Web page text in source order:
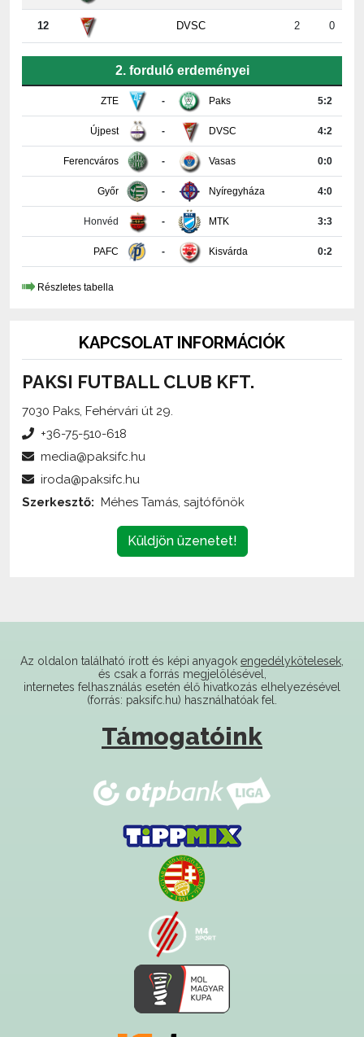
ZTE - Paks
Újpest DVSC 4:2
Ferencváros Vasas 0:0
Győr Nyíregyháza 4:0
Honvéd MTK 3:3
PAFC Kisvárda 0:2
Részletes tabella
PAKSI FUTBALL CLUB KFT.
7030 Paks, Fehérvári út 29.
Küldjön üzenetet!
internetes felhasználás esetén élő hivatkozás elhelyezésével
(forrás: paksifc.hu) használhatóak fel.
Támogatóink